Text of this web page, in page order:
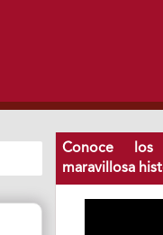
Conoce
maravillosa